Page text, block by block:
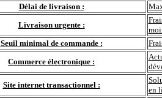
Délai de livraison :
Livraison urgente :
Seuil minimal de commande :
Commerce électronique :
Site internet transactionnel :
en